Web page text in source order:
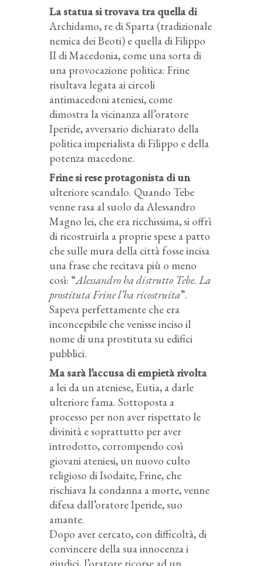
La statua si trovava tra quella di
Archidamo, re di Sparta (tradizionale
nemica dei Beoti) e quella di Filippo
II di Macedonia, come una sorta di
una provocazione politica: Frine
risultava legata ai circoli
antimacedoni ateniesi, come
dimostra la vicinanza all’oratore
Iperide, avversario dichiarato della
politica imperialista di Filippo e della
potenza macedone.
Frine si rese protagonista di un
ulteriore scandalo. Quando Tebe
venne rasa al suolo da Alessandro
Magno lei, che era ricchissima, si offrì
di ricostruirla a proprie spese a patto
che sulle mura della città fosse incisa
una frase che recitava più o meno
così: “Alessandro ha distrutto Tebe. La
prostituta Frine l’ha ricostruita”.
Sapeva perfettamente che era
inconcepibile che venisse inciso il
nome di una prostituta su edifici
pubblici.
Ma sarà l’accusa di empietà rivolta
a lei da un ateniese, Eutia, a darle
ulteriore fama. Sottoposta a
processo per non aver rispettato le
divinità e soprattutto per aver
introdotto, corrompendo così
giovani ateniesi, un nuovo culto
religioso di Isodaite, Frine, che
rischiava la condanna a morte, venne
difesa dall’oratore Iperide, suo
amante.
Dopo aver cercato, con difficoltà, di
convincere della sua innocenza i
giudici, l’oratore ricorse ad un